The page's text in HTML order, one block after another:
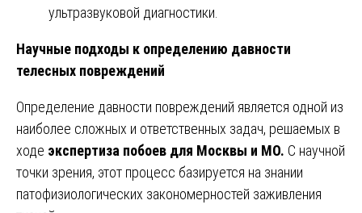
ультразвуковой диагностики.
Научные подходы к определению давности
телесных повреждений
Определение давности повреждений является одной из
наиболее сложных и ответственных задач, решаемых в
ходе экспертиза побоев для Москвы и МО. С научной
точки зрения, этот процесс базируется на знании
патофизиологических закономерностей заживления